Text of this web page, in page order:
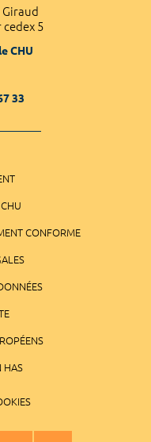
Giraud
5
CHU
33
CONFORME
HAS